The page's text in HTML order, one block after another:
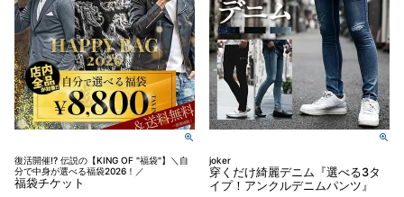
復活開催!? 伝説の【KING OF "福袋"】＼自
分で中身が選べる福袋2026！／
福袋チケット
joker
穿くだけ綺麗デニム『選べる3タ
イプ！アンクルデニムパンツ』